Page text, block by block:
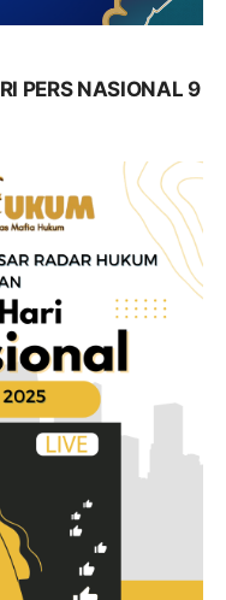
PERS NASIONAL 9